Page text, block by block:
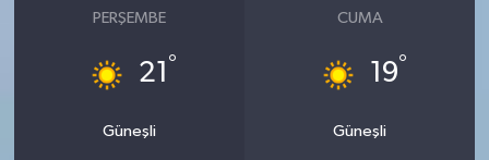
PERŞEMBE
21 °
Güneşli
CUMA
19°
Güneşli